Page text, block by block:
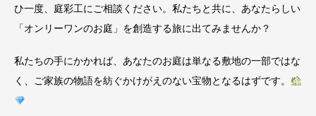
ひ一度、庭彩工にご相談ください。私たちと共に、あなたらしい
「オンリーワンのお庭」を創造する旅に出てみませんか？
私たちの手にかかれば、あなたのお庭は単なる敷地の一部ではな
く、ご家族の物語を紡ぐかけがえのない宝物となるはずです。